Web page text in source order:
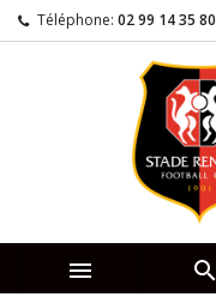
Téléphone: 02 99 14 35 80
 